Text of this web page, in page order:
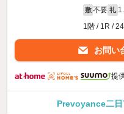
敷 不要 礼
1階 / 1R /
お問い
提
Prevoyance二日